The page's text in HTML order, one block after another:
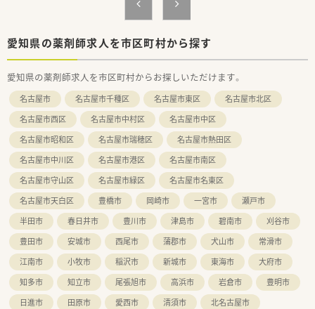
程度の長期連休を取得できる制度もあります。
■レジ打ちや品出しといった店舗側の業務はなく、薬剤師として
愛知県の薬剤師求人を市区町村から探す
愛知県の薬剤師求人を市区町村からお探しいただけます。
名古屋市 名古屋市千種区 名古屋市東区
名古屋市北区
名古屋市西区
名古屋市中村区
名古屋市中区
名古屋市昭和区
名古屋市瑞穂区
名古屋市熱田区
名古屋市中川区
名古屋市港区
名古屋市南区
名古屋市守山区
名古屋市緑区
名古屋市名東区
名古屋市天白区
豊橋市 岡崎市 一宮市
瀬戸市
半田市
春日井市 豊川市 津島市 碧南市
刈谷市
豊田市
安城市 西尾市 蒲郡市 犬山市
常滑市
江南市
小牧市 稲沢市 新城市 東海市
大府市
知多市
知立市 尾張旭市 高浜市 岩倉市
豊明市
日進市
田原市 愛西市 清須市
北名古屋市